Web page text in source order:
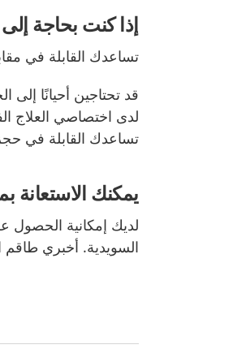
إذا كنت بحاجة
تساعدك القابلة في
قد تحتاجين أحيانًا
لدى اختصاصي العلاج
تساعدك القابلة في
يمكنك
لديك إمكانية
السويدية. أخبري طاقم